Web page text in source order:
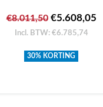
€8.011,50€5.608,05
Incl. BTW: €6.785,74
30% KORTING